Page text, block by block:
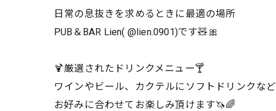
日常の息抜きを求めるときに最適の場所
PUB＆BAR Lien( @lien.0901)です🧸🎀
🍹厳選されたドリンクメニュー🍸
ワインやビール、カクテルにソフトドリンクなど
お好みに合わせてお楽しみ頂けます🦄🌈